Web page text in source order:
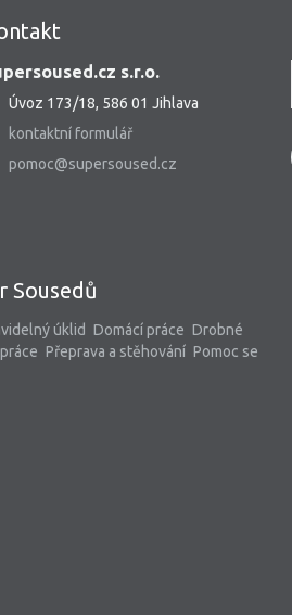
s.r.o.
Úvoz 173/18, 586 01 Jihlava
kontaktní formulář
pomoc@supersoused.cz
Sousedů
úklid Domácí práce Drobné
Přeprava a stěhování Pomoc se